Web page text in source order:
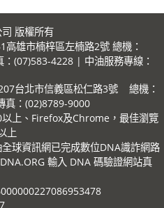
版權所有
雄市楠梓區左楠路2號 總機：
(07)583-4228 | 中油服務專線：
台北市信義區松仁路3號 總機：
：(02)8789-9000
上、Firefox及Chrome，最佳瀏覽
上
球資訊網已完成數位DNA識詐網路
輸入 DNA 碼驗證網站真